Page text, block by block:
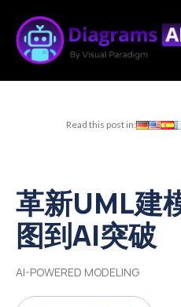
Read this post in:
革新UML建
图到AI突破
AI-POWERED MODELING